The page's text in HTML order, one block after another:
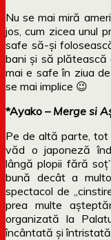
Nu se mai miră
jos, cum zicea unul
safe să-și
bani și să plătească
mai e safe în ziua
se mai implice 😉
*Ayako – Merge si
Pe de altă parte,
văd o japoneză
lângă plopii fără
bună decât a
spectacol de
prea multe
organizată la
încântată și întristată